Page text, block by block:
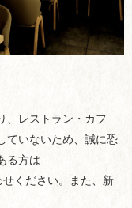
、レストラン・カフ
ていないため、誠に恐
る方は
ください。また、新